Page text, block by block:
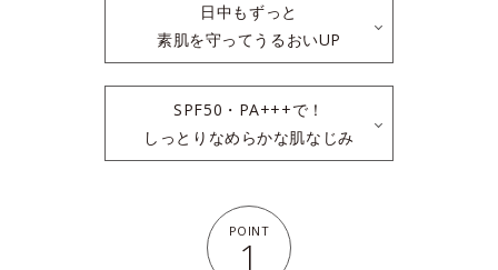
日中もずっと
素肌を守ってうるおいUP
SPF50・PA+++で！
しっとりなめらかな肌なじみ
POINT
1